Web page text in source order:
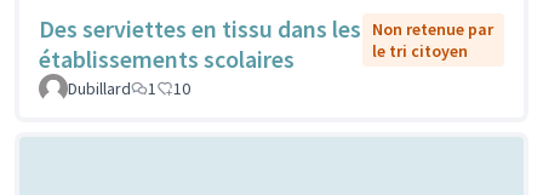
Des serviettes en tissu dans les
établissements scolaires
Non retenue par
le tri citoyen
Dubillard
1 10